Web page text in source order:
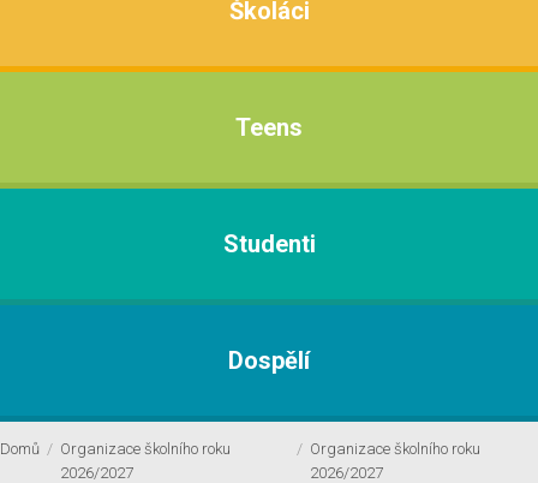
Školáci
Teens
Studenti
Dospělí
Domů / Organizace školního roku
2026/2027
/ Organizace školního roku
2026/2027